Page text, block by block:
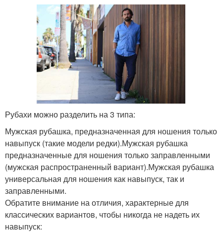
Рубахи можно разделить на 3 типа:
Мужская рубашка, предназначенная для ношения только
навыпуск (такие модели редки).Мужская рубашка
предназначенные для ношения только заправленными
(мужская распространенный вариант).Мужская рубашка
универсальная для ношения как навыпуск, так и
заправленными.
Обратите внимание на отличия, характерные для
классических вариантов, чтобы никогда не надеть их
навыпуск: